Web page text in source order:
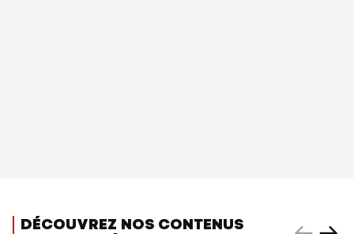
DÉCOUVREZ NOS CONTENUS